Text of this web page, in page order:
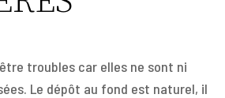
troubles car elles ne sont ni
Le dépôt au fond est naturel, il